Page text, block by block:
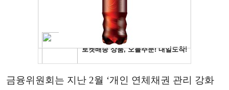
금융위원회는 지난 2월 ‘개인 연체채권 관리 강화